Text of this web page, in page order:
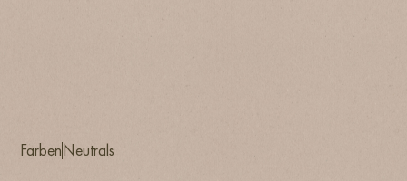
FarbenNeutrals